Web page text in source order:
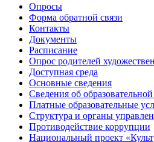
Опросы
Форма обратной связи
Контакты
Документы
Расписание
Опрос родителей
Доступная среда
Основные сведения
Сведения об
Платные образовательные
Структура и органы
Противодействие коррупции
Национальный проект